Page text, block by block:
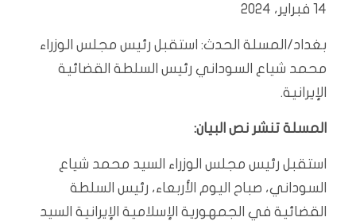
14 فبراير، 2024
بغداد/المسلة الحدث: استقبل رئيس مجلس الوزراء
محمد شياع السوداني رئيس السلطة القضائية
الإيرانية.
المسلة تنشر نص البيان:
استقبل رئيس مجلس الوزراء السيد محمد شياع
السوداني، صباح اليوم الأربعاء، رئيس السلطة
القضائية في الجمهورية الإسلامية الإيرانية السيد